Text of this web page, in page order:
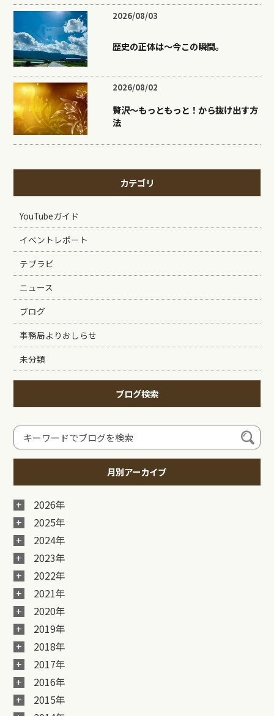
2026/08/03
歴史の正体は〜今この瞬間。
2026/08/02
贅沢〜もっともっと！から抜け出す方
法
カテゴリ
YouTubeガイド
イベントレポート
テブラビ
ニュース
ブログ
事務局よりおしらせ
未分類
ブログ検索
月別アーカイブ
2026年
2025年
2024年
2023年
2022年
2021年
2020年
2019年
2018年
2017年
2016年
2015年